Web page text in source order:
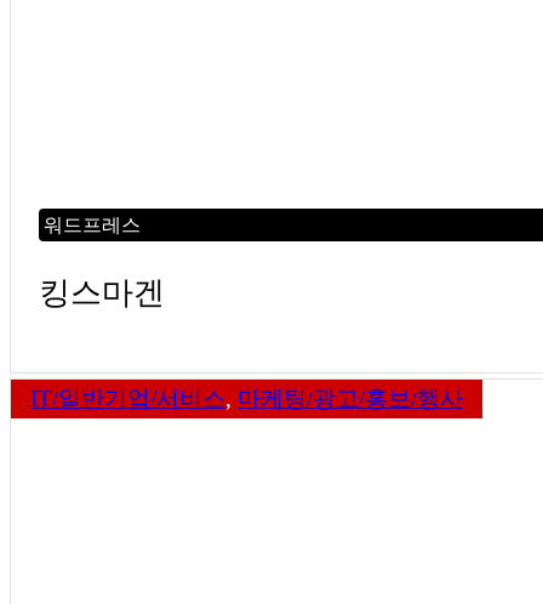
워드프레스
킹스마겐
IT/일반기업/서비스, 마케팅/광고/홍보/행사